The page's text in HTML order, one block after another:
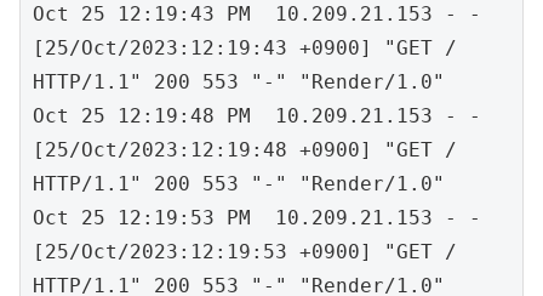
Oct 25 12:19:43 PM  10.209.21.153 - -
[25/Oct/2023:12:19:43 +0900] "GET /
HTTP/1.1" 200 553 "-" "Render/1.0"
Oct 25 12:19:48 PM  10.209.21.153 - -
[25/Oct/2023:12:19:48 +0900] "GET /
HTTP/1.1" 200 553 "-" "Render/1.0"
Oct 25 12:19:53 PM  10.209.21.153 - -
[25/Oct/2023:12:19:53 +0900] "GET /